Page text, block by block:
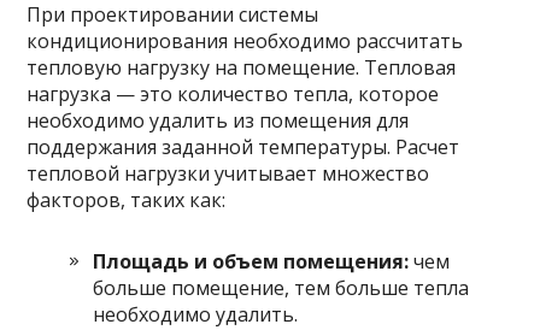
При проектировании системы
кондиционирования необходимо рассчитать
тепловую нагрузку на помещение. Тепловая
нагрузка — это количество тепла, которое
необходимо удалить из помещения для
поддержания заданной температуры. Расчет
тепловой нагрузки учитывает множество
факторов, таких как:
Площадь и объем помещения:чем
больше помещение, тем больше тепла
необходимо удалить.